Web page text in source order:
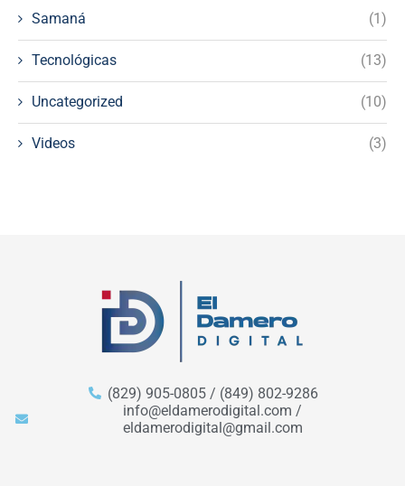
Samaná (1)
Tecnológicas (13)
Uncategorized (10)
Videos (3)
(829) 905-0805 / (849) 802-9286
info@eldamerodigital.com /
eldamerodigital@gmail.com